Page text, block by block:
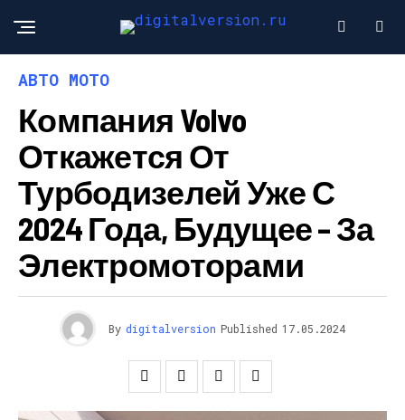
АВТО МОТО
Компания Volvo
Откажется От
Турбодизелей Уже С
2024 Года, Будущее – За
Электромоторами
By digitalversion Published 17.05.2024